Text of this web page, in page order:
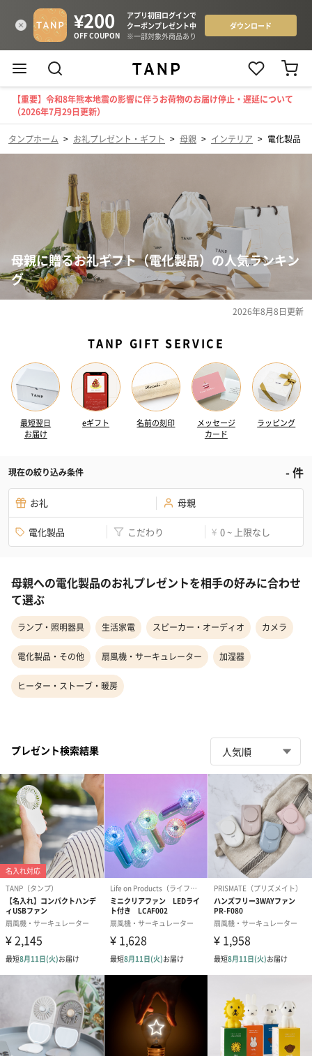
【重要】令和8年熊本地震の影響に伴うお荷物のお届け停止・遅延について
（2026年7月29日更新）
タンプホーム > お礼プレゼント・ギフト > 母親 > インテリア > 電化製品
母親に贈るお礼ギフト（電化製品）の人気ランキン
グ
2026年8月8日更新
TANP GIFT SERVICE
最短翌日
お届け
eギフト 名前の刻印
メッセージ
カード
ラッピング
現在の絞り込み条件 -件
お礼 母親
電化製品 こだわり ¥ 0 ~ 上限なし
母親への電化製品のお礼プレゼントを相手の好みに合わせ
て選ぶ
ランプ・照明器具 生活家電 スピーカー・オーディオ カメラ
電化製品・その他 扇風機・サーキュレーター 加湿器
ヒーター・ストーブ・暖房
プレゼント検索結果